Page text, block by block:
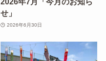
せ」
2026年6月30日